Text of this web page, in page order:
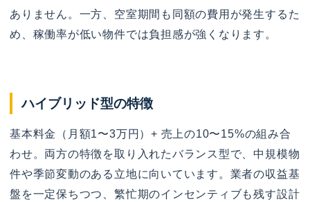
ありません。一方、空室期間も同額の費用が発生するた
め、稼働率が低い物件では負担感が強くなります。
ハイブリッド型の特徴
基本料金（月額1〜3万円）+ 売上の10〜15%の組み合
わせ。両方の特徴を取り入れたバランス型で、中規模物
件や季節変動のある立地に向いています。業者の収益基
盤を一定保ちつつ、繁忙期のインセンティブも残す設計